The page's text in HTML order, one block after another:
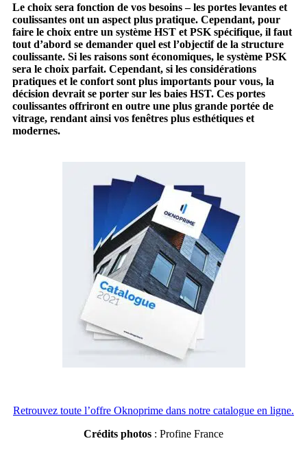
Le choix sera fonction de vos besoins – les portes levantes et
coulissantes ont un aspect plus pratique. Cependant, pour
faire le choix entre un système HST et PSK spécifique, il faut
tout d’abord se demander quel est l’objectif de la structure
coulissante. Si les raisons sont économiques, le système PSK
sera le choix parfait. Cependant, si les considérations
pratiques et le confort sont plus importants pour vous, la
décision devrait se porter sur les baies HST. Ces portes
coulissantes offriront en outre une plus grande portée de
vitrage, rendant ainsi vos fenêtres plus esthétiques et
modernes.
Retrouvez toute l’offre Oknoprime dans notre catalogue en ligne.
Crédits photos : Profine France